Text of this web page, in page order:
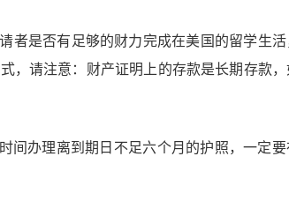
是否有足够的财力完成在美国的留学生活
，请注意：财产证明上的存款是长期存款，
间办理离到期日不足六个月的护照，一定要